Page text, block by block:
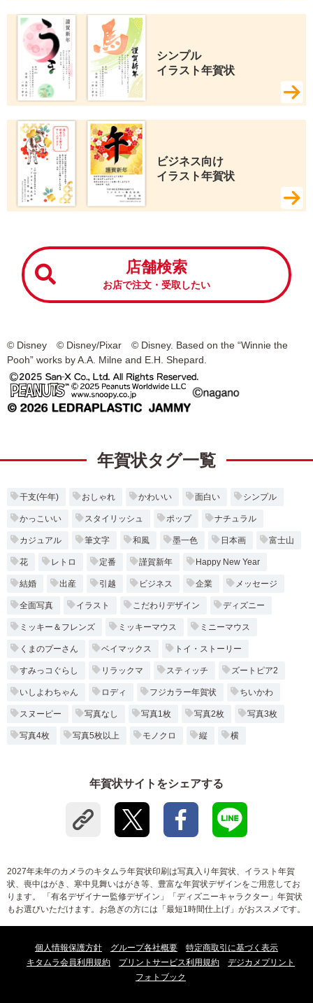
シンプル
イラスト年賀状
ビジネス向け
イラスト年賀状
店舗検索
お店で注文・受取したい
© Disney © Disney/Pixar © Disney. Based on the “Winnie the
Pooh” works by A.A. Milne and E.H. Shepard.
年賀状タグ一覧
干支(午年) おしゃれ かわいい 面白い シンプル
かっこいい スタイリッシュ ポップ ナチュラル
カジュアル 筆文字 和風 墨一色 日本画 富士山
花 レトロ 定番 謹賀新年 Happy New Year
結婚 出産 引越 ビジネス 企業 メッセージ
全面写真 イラスト こだわりデザイン ディズニー
ミッキー＆フレンズ ミッキーマウス ミニーマウス
くまのプーさん ベイマックス トイ・ストーリー
すみっコぐらし リラックマ スティッチ ズートピア2
いしよわちゃん ロディ フジカラー年賀状 ちいかわ
スヌーピー 写真なし 写真1枚 写真2枚 写真3枚
写真4枚 写真5枚以上 モノクロ 縦 横
年賀状サイトをシェアする
2027年未年のカメラのキタムラ年賀状印刷は写真入り年賀状、イラスト年賀
状、喪中はがき、寒中見舞いはがき等、豊富な年賀状デザインをご用意してお
ります。 「有名デザイナー監修デザイン」「ディズニーキャラクター」年賀状
もお選びいただけます。お急ぎの方には「最短1時間仕上げ」がおススメです。
個人情報保護方針 グループ各社概要
特定商取引に基づく表示
キタムラ会員利用規約
プリントサービス利用規約
デジカメプリント
フォトブック